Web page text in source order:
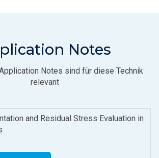
Notes
Notes sind für diese Technik
relevant
and Residual Stress Evaluation in